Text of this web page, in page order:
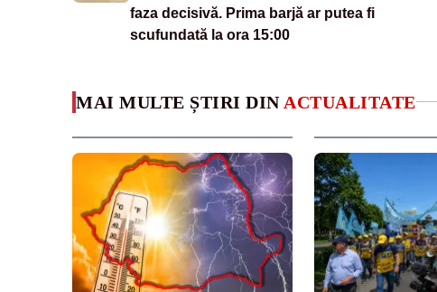
faza decisivă. Prima barjă ar putea fi
scufundată la ora 15:00
MAI MULTE ȘTIRI DIN ACTUALITATE